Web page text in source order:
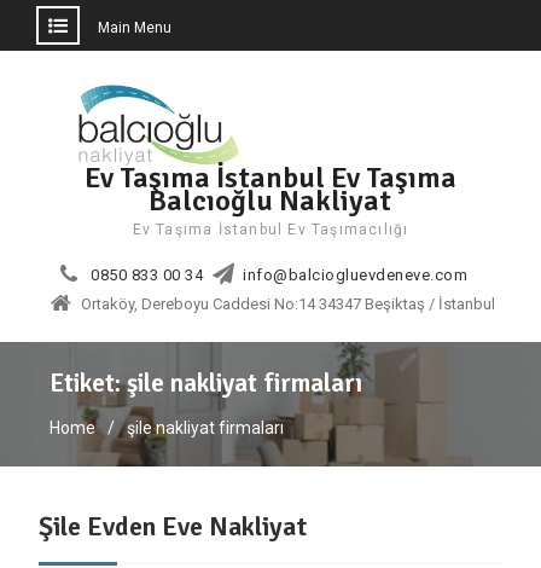
Main Menu
Ev Taşıma İstanbul Ev Taşıma
Balcıoğlu Nakliyat
Ev Taşıma İstanbul Ev Taşımacılığı
0850 833 00 34
info@balciogluevdeneve.com
Ortaköy, Dereboyu Caddesi No:14 34347 Beşiktaş / İstanbul
Etiket:şile nakliyat firmaları
Home şile nakliyat firmaları
Şile Evden Eve Nakliyat